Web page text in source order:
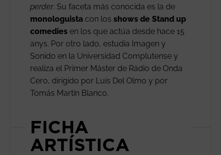
perder. Su faceta más conocida es la de
monologuista con los shows de Stand up
comedies en los que actúa desde hace 15
anys. Por otro lado, estudia Imagen y
Sonido en la Universidad Complutense y
realiza el Primer Máster de Rádio de Onda
Cero, dirigido por Luis Del Olmo y por
Tomás Martín Blanco.
FICHA
ARTÍSTICA